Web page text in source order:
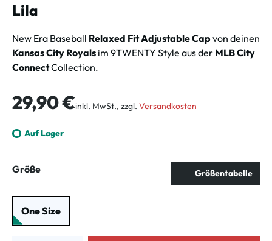
Lila
New Era Baseball Relaxed Fit Adjustable Cap von deinen
Kansas City Royals im 9TWENTY Style aus der MLB City
ConnectCollection.
Regulärer Preis:
29,90 €inkl. MwSt., zzgl. Versandkosten
Auf Lager
Größeauswählen Größentabelle
One Size